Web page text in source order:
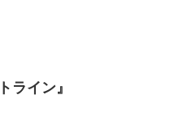
ライン』